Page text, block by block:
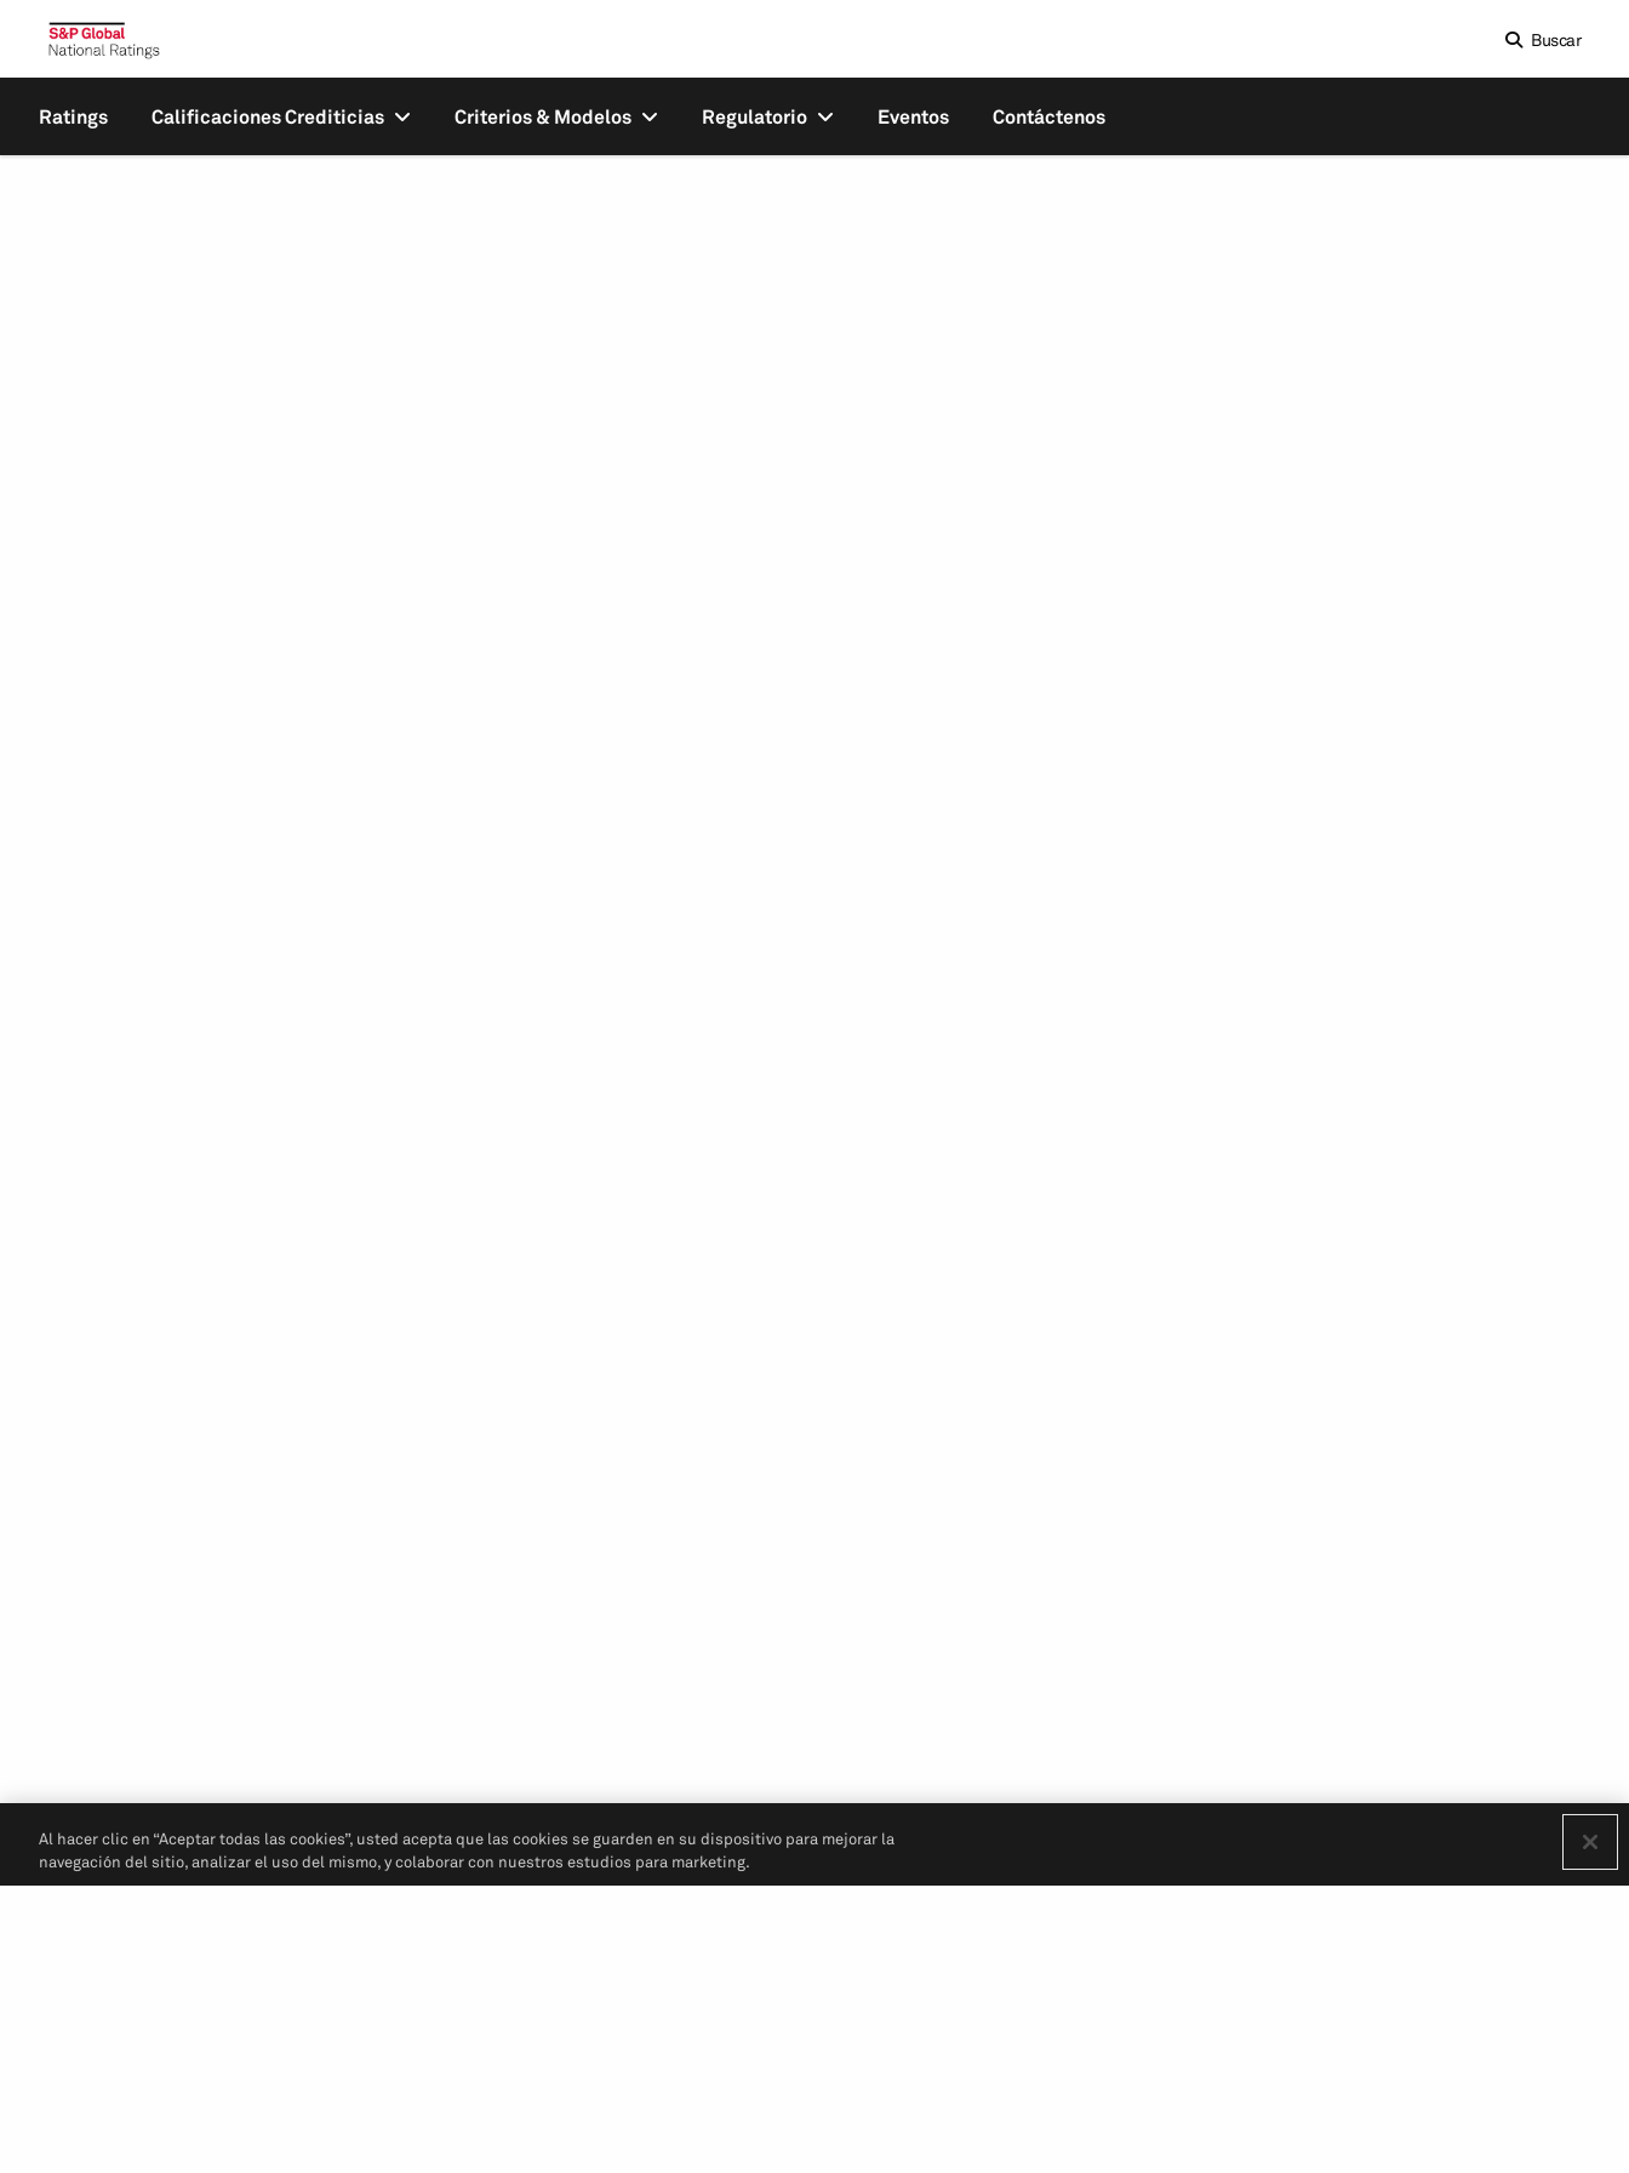
Buscar
Ratings Calificaciones Crediticias Criterios & Modelos Regulatorio Eventos Contáctenos
Al hacer clic en “Aceptar todas las cookies”, usted acepta que las cookies se guarden en su dispositivo para mejorar la
navegación del sitio, analizar el uso del mismo, y colaborar con nuestros estudios para marketing.